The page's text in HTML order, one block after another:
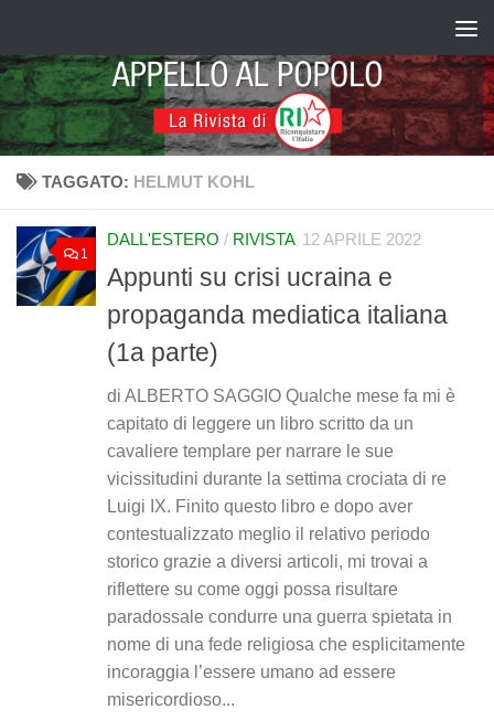
TAGGATO: HELMUT KOHL
1
DALL'ESTERO / RIVISTA 12 APRILE 2022
Appunti su crisi ucraina e
propaganda mediatica italiana
(1a parte)
di ALBERTO SAGGIO Qualche mese fa mi è
capitato di leggere un libro scritto da un
cavaliere templare per narrare le sue
vicissitudini durante la settima crociata di re
Luigi IX. Finito questo libro e dopo aver
contestualizzato meglio il relativo periodo
storico grazie a diversi articoli, mi trovai a
riflettere su come oggi possa risultare
paradossale condurre una guerra spietata in
nome di una fede religiosa che esplicitamente
incoraggia l’essere umano ad essere
misericordioso...